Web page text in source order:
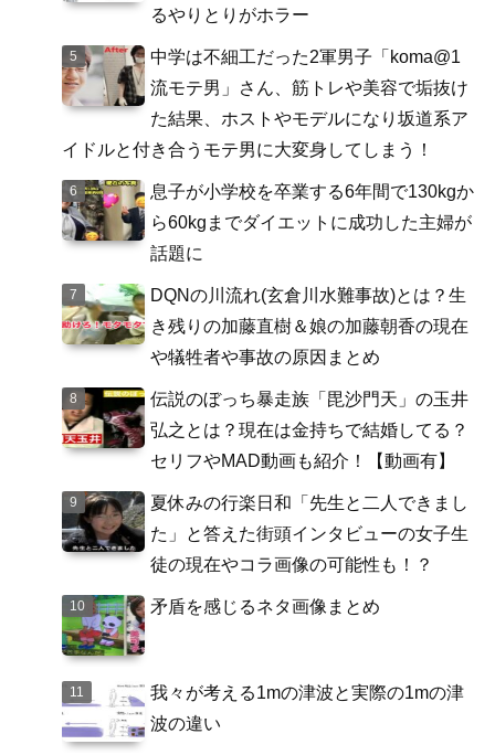
るやりとりがホラー
中学は不細工だった2軍男子「koma@1
流モテ男」さん、筋トレや美容で垢抜け
た結果、ホストやモデルになり坂道系ア
イドルと付き合うモテ男に大変身してしまう！
息子が小学校を卒業する6年間で130kgか
ら60kgまでダイエットに成功した主婦が
話題に
DQNの川流れ(玄倉川水難事故)とは？生
き残りの加藤直樹＆娘の加藤朝香の現在
や犠牲者や事故の原因まとめ
伝説のぼっち暴走族「毘沙門天」の玉井
弘之とは？現在は金持ちで結婚してる？
セリフやMAD動画も紹介！【動画有】
夏休みの行楽日和「先生と二人できまし
た」と答えた街頭インタビューの女子生
徒の現在やコラ画像の可能性も！？
矛盾を感じるネタ画像まとめ
我々が考える1mの津波と実際の1mの津
波の違い